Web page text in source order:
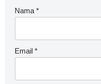
Nama *
Email *